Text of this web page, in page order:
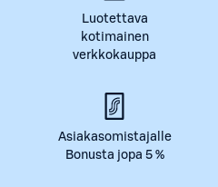
Luotettava
kotimainen
verkkokauppa
Asiakasomistajalle
Bonusta jopa 5 %